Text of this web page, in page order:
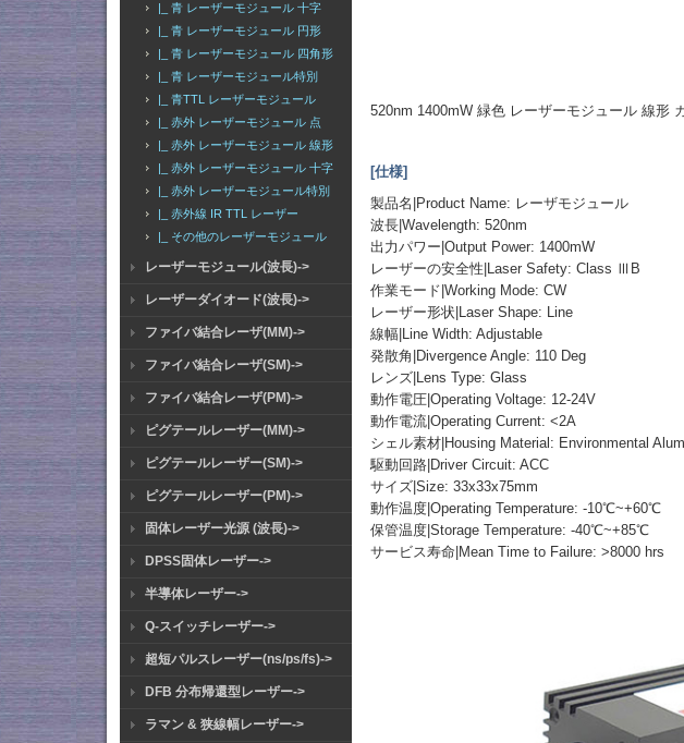
|_ 青 レーザーモジュール 十字
|_ 青 レーザーモジュール 円形
|_ 青 レーザーモジュール 四角形
|_ 青 レーザーモジュール特別
|_ 青TTL レーザーモジュール
|_ 赤外 レーザーモジュール 点
|_ 赤外 レーザーモジュール 線形
|_ 赤外 レーザーモジュール 十字
|_ 赤外 レーザーモジュール特別
|_ 赤外線 IR TTL レーザー
|_ その他のレーザーモジュール
レーザーモジュール(波長)->
レーザーダイオード(波長)->
ファイバ結合レーザ(MM)->
ファイバ結合レーザ(SM)->
ファイバ結合レーザ(PM)->
ピグテールレーザー(MM)->
ピグテールレーザー(SM)->
ピグテールレーザー(PM)->
固体レーザー光源 (波長)->
DPSS固体レーザー->
半導体レーザー->
Q-スイッチレーザー->
超短パルスレーザー(ns/ps/fs)->
DFB 分布帰還型レーザー->
ラマン & 狭線幅レーザー->
520nm 1400mW 緑色 レーザーモジュール 線形
[仕様]
製品名|Product Name: レーザモジュール
波長|Wavelength: 520nm
出力パワー|Output Power: 1400mW
レーザーの安全性|Laser Safety: Class ⅢB
作業モード|Working Mode: CW
レーザー形状|Laser Shape: Line
線幅|Line Width: Adjustable
発散角|Divergence Angle: 110 Deg
レンズ|Lens Type: Glass
動作電圧|Operating Voltage: 12-24V
動作電流|Operating Current: <2A
シェル素材|Housing Material: Environmental
駆動回路|Driver Circuit: ACC
サイズ|Size: 33x33x75mm
動作温度|Operating Temperature: -10℃~+60℃
保管温度|Storage Temperature: -40℃~+85℃
サービス寿命|Mean Time to Failure: >8000 hrs